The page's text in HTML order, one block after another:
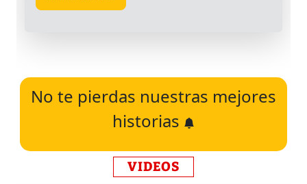
No te pierdas nuestras mejores
historias
VIDEOS